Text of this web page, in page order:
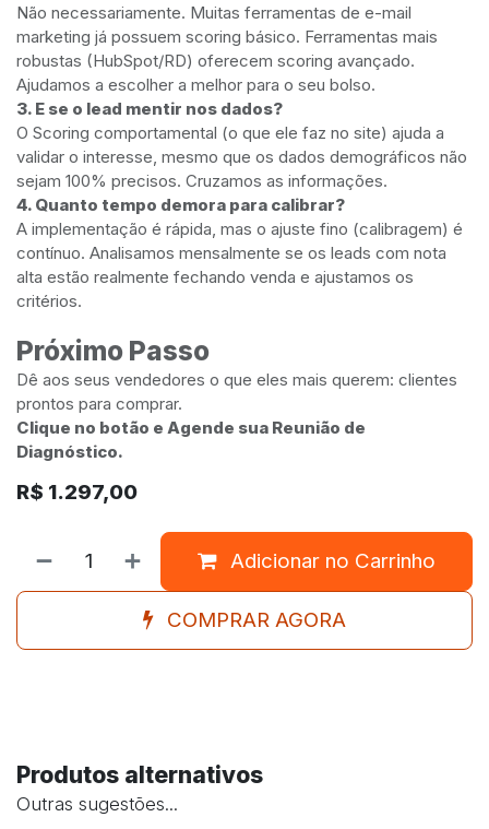
Não necessariamente. Muitas ferramentas de e-mail
marketing já possuem scoring básico. Ferramentas mais
robustas (HubSpot/RD) oferecem scoring avançado.
Ajudamos a escolher a melhor para o seu bolso.
3. E se o lead mentir nos dados?
O Scoring comportamental (o que ele faz no site) ajuda a
validar o interesse, mesmo que os dados demográficos não
sejam 100% precisos. Cruzamos as informações.
4. Quanto tempo demora para calibrar?
A implementação é rápida, mas o ajuste fino (calibragem) é
contínuo. Analisamos mensalmente se os leads com nota
alta estão realmente fechando venda e ajustamos os
critérios.
Próximo Passo
Dê aos seus vendedores o que eles mais querem: clientes
prontos para comprar.
Clique no botão e Agende sua Reunião de
Diagnóstico.
R$ 1.297,00
Adicionar no Carrinho
COMPRAR AGORA
Produtos alternativos
Outras sugestões...